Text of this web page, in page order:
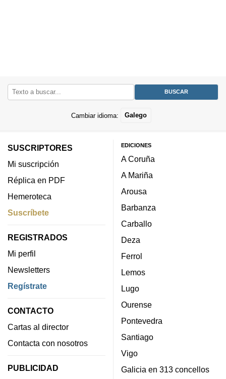
Cambiar idioma: Galego
SUSCRIPTORES
Mi suscripción
Réplica en PDF
Hemeroteca
Suscríbete
REGISTRADOS
Mi perfil
Newsletters
Regístrate
CONTACTO
Cartas al director
Contacta con nosotros
PUBLICIDAD
EDICIONES
A Coruña
A Mariña
Arousa
Barbanza
Carballo
Deza
Ferrol
Lemos
Lugo
Ourense
Pontevedra
Santiago
Vigo
Galicia en 313 concellos